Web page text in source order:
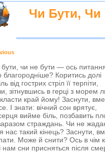
Чи Бути,
чи не бути — ось
Коритись долі
від гострих стріл її терпіти,
зітнувшись в герці з морем
край йому! Заснути,
І знати: вічний сон врятує,
вийме біль, позбавить
страждань. Чи не
нас такий кінець? Заснути,
Може й снити? Ось в чім
нам сни присняться після